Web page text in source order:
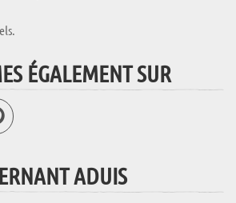
ÉGALEMENT SUR
ADUIS